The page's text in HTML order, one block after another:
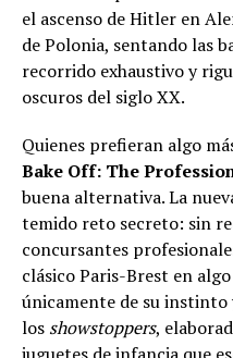
el ascenso de Hitler en
de Polonia, sentando las
recorrido exhaustivo y
oscuros del siglo XX.
Quienes prefieran algo
Bake Off: The
buena alternativa. La
temido reto secreto: sin
concursantes
clásico Paris-Brest en
únicamente de su instinto
los showstoppers,